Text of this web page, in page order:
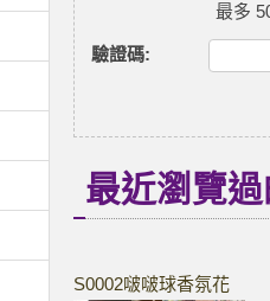
最多
驗證碼:
最近瀏覽
S0002啵啵球香氛花